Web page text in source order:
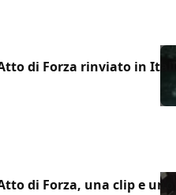
di Forza rinviato in Italia
di Forza, una clip e uno